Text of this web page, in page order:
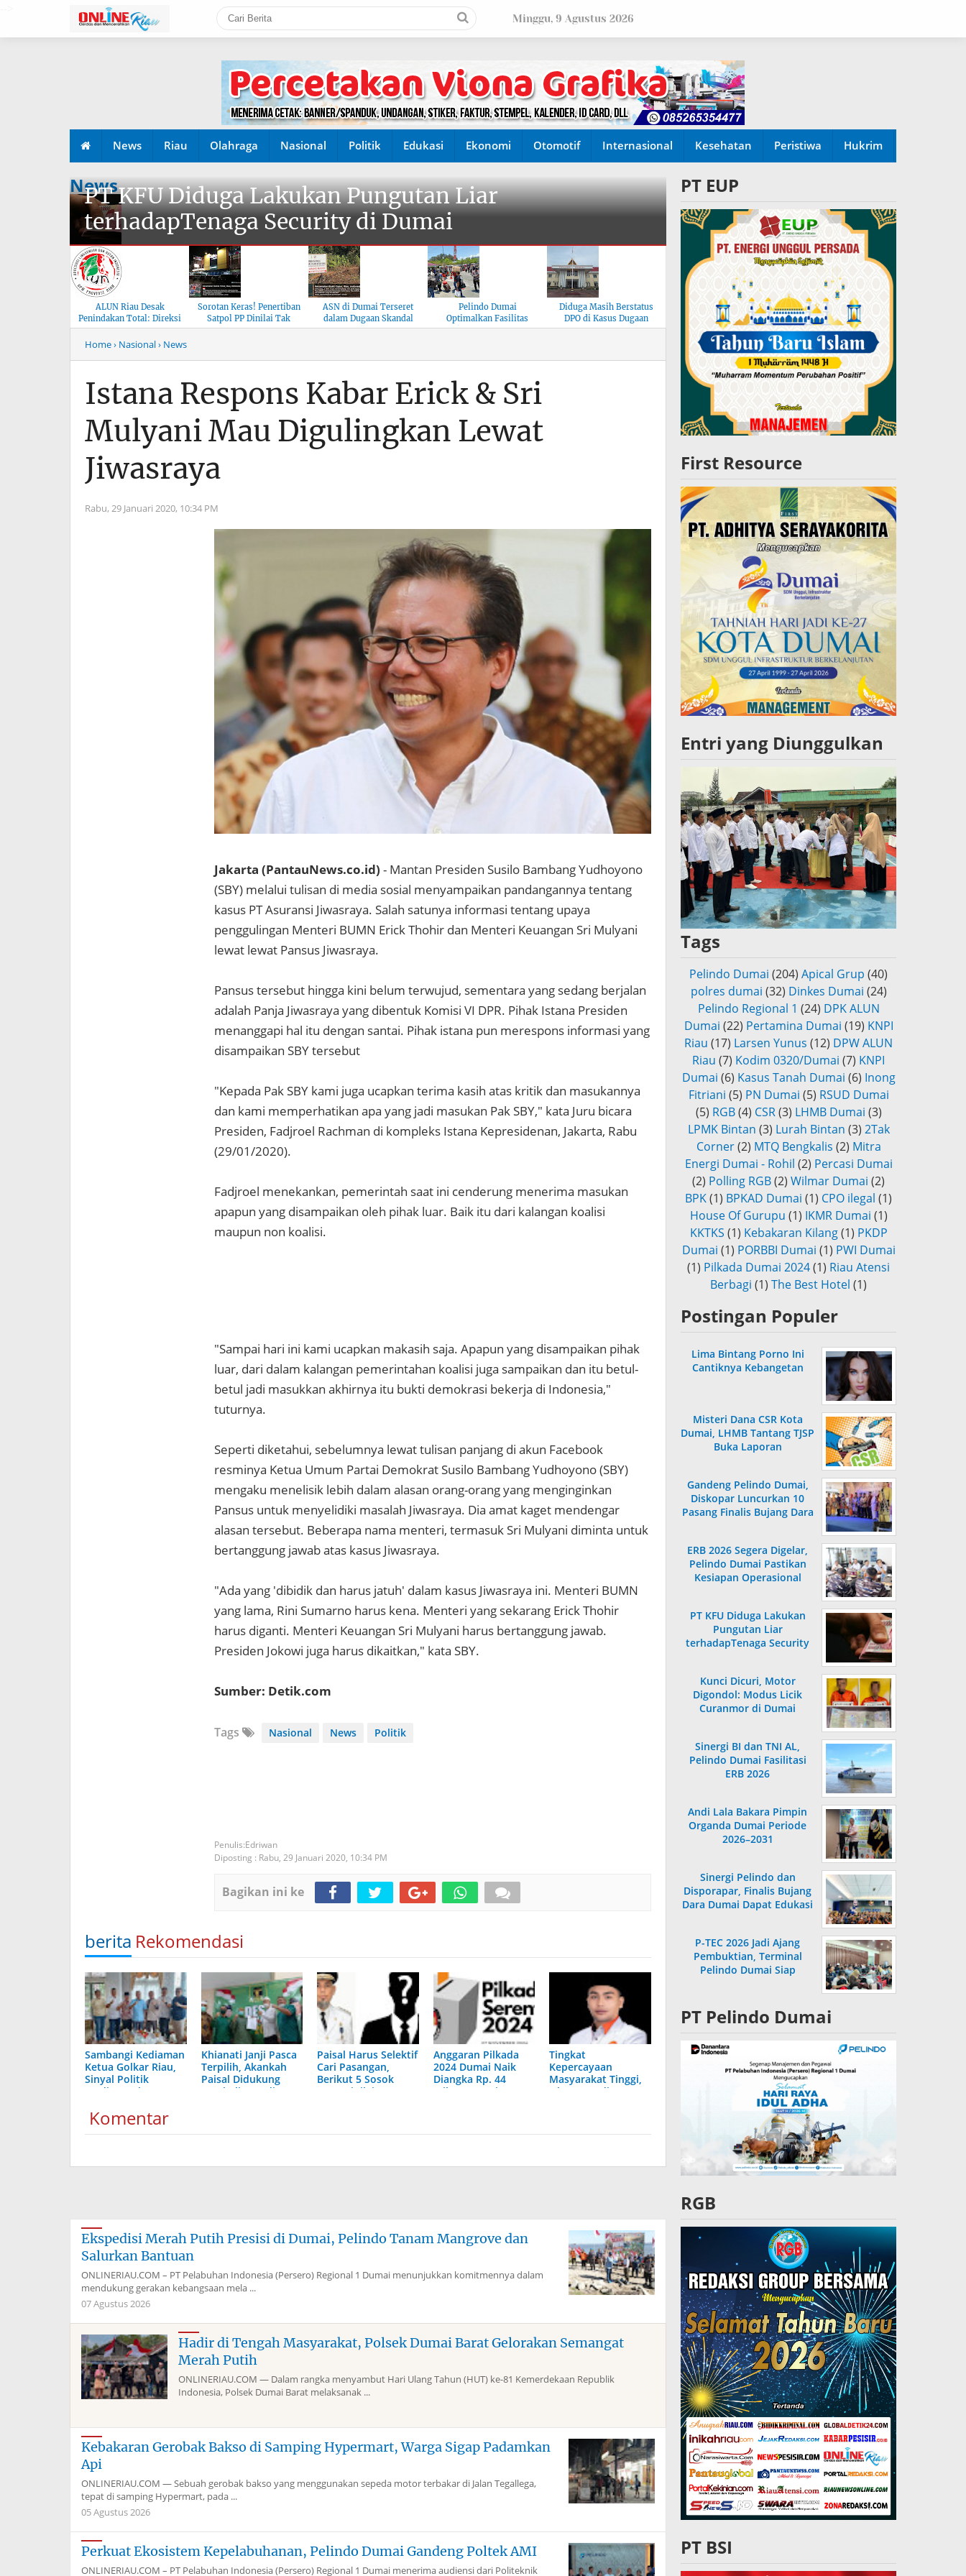
Minggu, 9 Agustus 2026
News Riau Olahraga Nasional Politik Edukasi Ekonomi Otomotif Internasional Kesehatan Peristiwa Hukrim
News
PT KFU Diduga Lakukan Pungutan Liar
terhadapTenaga Security di Dumai
ALUN Riau Desak
Penindakan Total: Direksi
Musim Mas Harus
Bertanggung Jawab
Sorotan Keras! Penertiban
Satpol PP Dinilai Tak
Menyentuh “Kelas Atas”
ASN di Dumai Terseret
dalam Dugaan Skandal
KSO, Integritas Aparatur
Pelindo Dumai
Optimalkan Fasilitas
untuk Kenyamanan Arus
Diduga Masih Berstatus
DPO di Kasus Dugaan
Pemalsuan Paspor, Polres
Home› Nasional› News
Istana Respons Kabar Erick & Sri
Mulyani Mau Digulingkan Lewat
Jiwasraya
Rabu, 29 Januari 2020, 10:34 PM
Jakarta (PantauNews.co.id) - Mantan Presiden Susilo Bambang Yudhoyono
(SBY) melalui tulisan di media sosial menyampaikan pandangannya tentang
kasus PT Asuransi Jiwasraya. Salah satunya informasi tentang upaya
penggulingan Menteri BUMN Erick Thohir dan Menteri Keuangan Sri Mulyani
lewat lewat Pansus Jiwasraya.
Pansus tersebut hingga kini belum terwujud, sementara yang sedang berjalan
adalah Panja Jiwasraya yang dibentuk Komisi VI DPR. Pihak Istana Presiden
menanggapi hal itu dengan santai. Pihak istana pun merespons informasi yang
disampaikan SBY tersebut
"Kepada Pak SBY kami juga ucapkan terima kasih atas kritik dan masukannya
dan kami memperhatikan apa yang jadi masukan Pak SBY," kata Juru bicara
Presiden, Fadjroel Rachman di kompleks Istana Kepresidenan, Jakarta, Rabu
(29/01/2020).
Fadjroel menekankan, pemerintah saat ini cenderung menerima masukan
apapun yang disampaikan oleh pihak luar. Baik itu dari kalangan koalisi
maupun non koalisi.
"Sampai hari ini kami ucapkan makasih saja. Apapun yang disampaikan pihak
luar, dari dalam kalangan pemerintahan koalisi juga sampaikan dan itu betul-
betul jadi masukkan akhirnya itu bukti demokrasi bekerja di Indonesia,"
tuturnya.
Seperti diketahui, sebelumnya lewat tulisan panjang di akun Facebook
resminya Ketua Umum Partai Demokrat Susilo Bambang Yudhoyono (SBY)
mengaku menelisik lebih dalam alasan orang-orang yang menginginkan
Pansus untuk menyelidiki masalah Jiwasraya. Dia amat kaget mendengar
alasan tersebut. Beberapa nama menteri, termasuk Sri Mulyani diminta untuk
bertanggung jawab atas kasus Jiwasraya.
"Ada yang 'dibidik dan harus jatuh' dalam kasus Jiwasraya ini. Menteri BUMN
yang lama, Rini Sumarno harus kena. Menteri yang sekarang Erick Thohir
harus diganti. Menteri Keuangan Sri Mulyani harus bertanggung jawab.
Presiden Jokowi juga harus dikaitkan," kata SBY.
Sumber: Detik.com
Tags Nasional News Politik
Edriwan
Diposting : Rabu, 29 Januari 2020, 10:34 PM
Bagikan ini ke
berita Rekomendasi
Sambangi Kediaman
Ketua Golkar Riau,
Sinyal Politik
Ferdiansyah -
Bersama di Pilkada
Dumai 2024
Khianati Janji Pasca
Terpilih, Akankah
Paisal Didukung
Kembali PPP di
Paisal Harus Selektif
Cari Pasangan,
Berikut 5 Sosok
yang Dinilai Pantas
Anggaran Pilkada
2024 Dumai Naik
Diangka Rp. 44
Milyar, Darwis :
Tingkat
Kepercayaan
Masyarakat Tinggi,
Ichwan Hadi
Komentar
Ekspedisi Merah Putih Presisi di Dumai, Pelindo Tanam Mangrove dan
Salurkan Bantuan
ONLINERIAU.COM – PT Pelabuhan Indonesia (Persero) Regional 1 Dumai menunjukkan komitmennya dalam
mendukung gerakan kebangsaan mela ...
07 Agustus 2026
Hadir di Tengah Masyarakat, Polsek Dumai Barat Gelorakan Semangat
Merah Putih
ONLINERIAU.COM — Dalam rangka menyambut Hari Ulang Tahun (HUT) ke-81 Kemerdekaan Republik
Indonesia, Polsek Dumai Barat melaksanak ...
Kebakaran Gerobak Bakso di Samping Hypermart, Warga Sigap Padamkan
Api
ONLINERIAU.COM — Sebuah gerobak bakso yang menggunakan sepeda motor terbakar di Jalan Tegallega,
tepat di samping Hypermart, pada ...
05 Agustus 2026
Perkuat Ekosistem Kepelabuhanan, Pelindo Dumai Gandeng Poltek AMI
ONLINERIAU.COM – PT Pelabuhan Indonesia (Persero) Regional 1 Dumai menerima audiensi dari Politeknik
PT EUP
First Resource
Entri yang Diunggulkan
Tags
Pelindo Dumai (204) Apical Grup (40)
polres dumai (32) Dinkes Dumai (24)
Pelindo Regional 1 (24) DPK ALUN
Dumai (22) Pertamina Dumai (19) KNPI
Riau (17) Larsen Yunus (12) DPW ALUN
Riau (7) Kodim 0320/Dumai (7) KNPI
Dumai (6) Kasus Tanah Dumai (6) Inong
Fitriani (5) PN Dumai (5) RSUD Dumai
(5) RGB (4) CSR (3) LHMB Dumai (3)
LPMK Bintan (3) Lurah Bintan (3) 2Tak
Corner (2) MTQ Bengkalis (2) Mitra
Energi Dumai - Rohil (2) Percasi Dumai
(2) Polling RGB(2) Wilmar Dumai (2)
BPK(1) BPKAD Dumai (1) CPO ilegal (1)
House Of Gurupu (1) IKMR Dumai (1)
KKTKS (1) Kebakaran Kilang (1) PKDP
Dumai (1) PORBBI Dumai (1) PWI Dumai
(1) Pilkada Dumai 2024(1) Riau Atensi
Berbagi (1) The Best Hotel (1)
Postingan Populer
Lima Bintang Porno Ini
Cantiknya Kebangetan
Misteri Dana CSR Kota
Dumai, LHMB Tantang TJSP
Buka Laporan
Gandeng Pelindo Dumai,
Diskopar Luncurkan 10
Pasang Finalis Bujang Dara
ERB 2026 Segera Digelar,
Pelindo Dumai Pastikan
Kesiapan Operasional
PT KFU Diduga Lakukan
Pungutan Liar
terhadapTenaga Security
Kunci Dicuri, Motor
Digondol: Modus Licik
Curanmor di Dumai
Sinergi BI dan TNI AL,
Pelindo Dumai Fasilitasi
ERB 2026
Andi Lala Bakara Pimpin
Organda Dumai Periode
2026–2031
Sinergi Pelindo dan
Disporapar, Finalis Bujang
Dara Dumai Dapat Edukasi
P-TEC 2026 Jadi Ajang
Pembuktian, Terminal
Pelindo Dumai Siap
PT Pelindo Dumai
RGB
PT BSI